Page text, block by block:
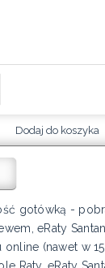
Dodaj do koszyka
gotówką -
eRaty
online (nawet w
Raty, eRaty